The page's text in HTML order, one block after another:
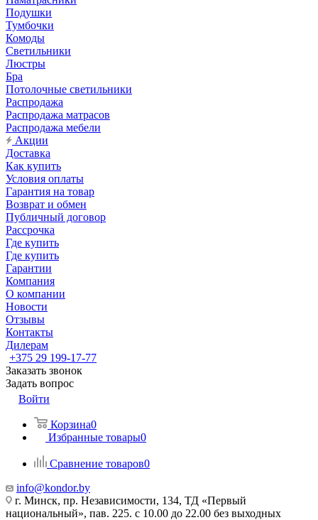
Подушки
Тумбочки
Комоды
Светильники
Люстры
Бра
Потолочные светильники
Распродажа
Распродажа матрасов
Распродажа мебели
Акции
Доставка
Как купить
Условия оплаты
Гарантия на товар
Возврат и обмен
Публичный договор
Рассрочка
Где купить
Где купить
Гарантии
Компания
О компании
Новости
Отзывы
Контакты
Дилерам
+375 29 199-17-77
Заказать звонок
Задать вопрос
Войти
Корзина0
Избранные товары0
Сравнение товаров0
info@kondor.by
г. Минск, пр. Независимости, 134, ТД «Первый
национальный», пав. 225. с 10.00 до 22.00 без выходных